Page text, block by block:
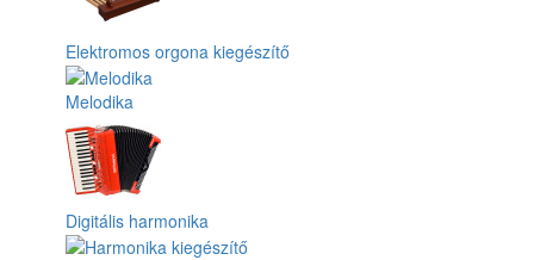
Elektromos orgona kiegészítő
Melodika
Digitális harmonika